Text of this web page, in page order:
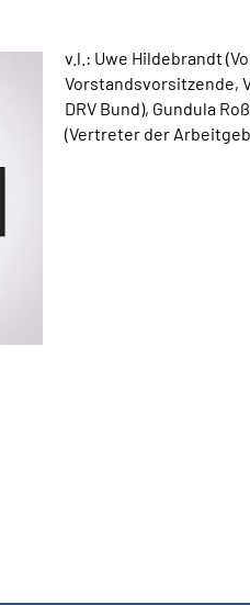
v.l.: Uwe Hildebrandt
Vorstandsvorsitzende,
DRV Bund), Gundula
(Vertreter der